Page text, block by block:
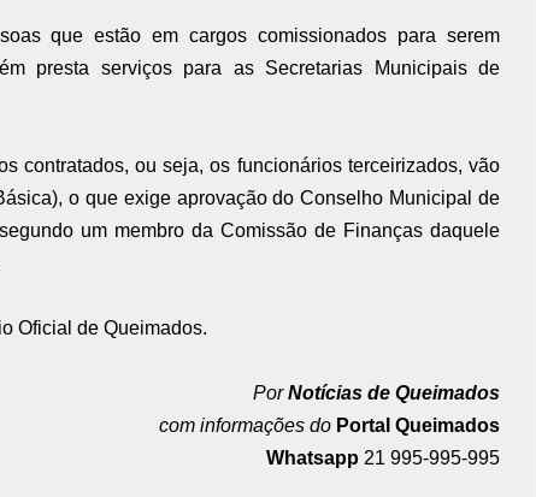
que estão em cargos comissionados para serem
presta serviços para as Secretarias Municipais de
contratados, ou seja, os funcionários terceirizados, vão
o que exige aprovação do Conselho Municipal de
um membro da Comissão de Finanças daquele
Oficial de Queimados.
PorNotícias de Queimados
com informações do Portal Queimados
Whatsapp 21 995-995-995